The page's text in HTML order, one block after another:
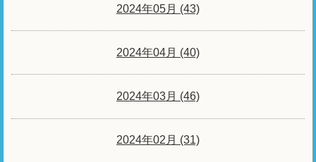
2024年05月 (43)
2024年04月 (40)
2024年03月 (46)
2024年02月 (31)